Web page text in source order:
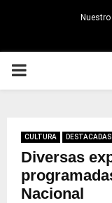
PRIMARY
CULTURA DESTACADAS
Diversas
Nacional